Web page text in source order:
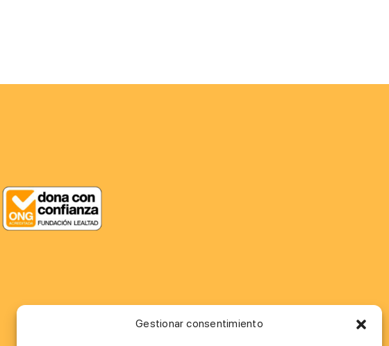
Gestionar consentimiento